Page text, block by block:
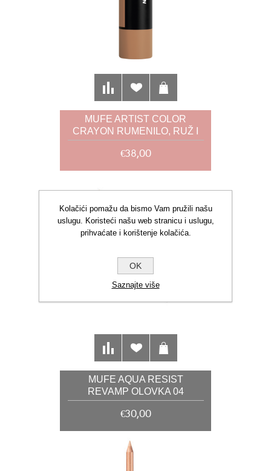
MUFE ARTIST COLOR
CRAYON RUMENILO, RUŽ I
SJENILO 414 7G
€38,00
MUFE AQUA RESIST
REVAMP OLOVKA 04
LIMITLESS BROWN NEW
€30,00
Kolačići pomažu da bismo Vam pružili našu
uslugu. Koristeći našu web stranicu i uslugu,
prihvaćate i korištenje kolačića.
OK
Saznajte više